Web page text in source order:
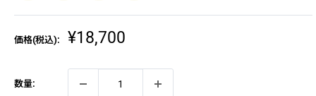
価格(税込):
販
価
格
¥18,700
数量: